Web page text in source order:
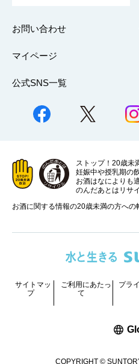
お問い合わせ
マイページ
公式SNS一覧
ストップ！20歳未
妊娠中や授乳期の
お酒はなによりも
のんだあとはリサ
お酒に関する情報の20歳未満の方への
COPYRIGHT ©
サイトマッ
プ
ご利用にあたっ
て
プラ